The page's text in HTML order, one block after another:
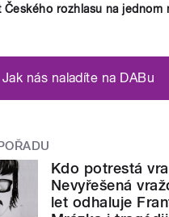
Českého rozhlasu na jednom
Jak nás naladíte na DABu
Kdo potrestá
Nevyřešená
let odhaluje